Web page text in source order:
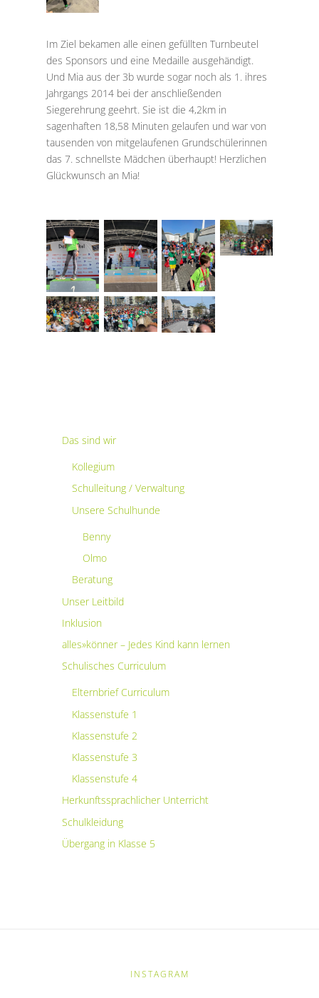
Im Ziel bekamen alle einen gefüllten Turnbeutel
des Sponsors und eine Medaille ausgehändigt.
Und Mia aus der 3b wurde sogar noch als 1. ihres
Jahrgangs 2014 bei der anschließenden
Siegerehrung geehrt. Sie ist die 4,2km in
sagenhaften 18,58 Minuten gelaufen und war von
tausenden von mitgelaufenen Grundschülerinnen
das 7. schnellste Mädchen überhaupt! Herzlichen
Glückwunsch an Mia!
Das sind wir
Kollegium
Schulleitung / Verwaltung
Unsere Schulhunde
Benny
Olmo
Beratung
Unser Leitbild
Inklusion
alles»könner – Jedes Kind kann lernen
Schulisches Curriculum
Elternbrief Curriculum
Klassenstufe 1
Klassenstufe 2
Klassenstufe 3
Klassenstufe 4
Herkunftssprachlicher Unterricht
Schulkleidung
Übergang in Klasse 5
INSTAGRAM